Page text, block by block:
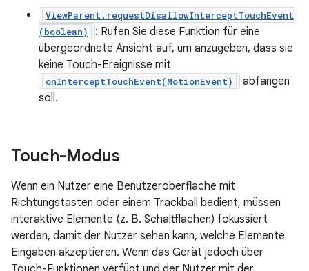
ViewParent.requestDisallowInterceptTouchEvent
(boolean)
: Rufen Sie diese Funktion für eine
übergeordnete Ansicht auf, um anzugeben, dass sie
keine Touch-Ereignisse mit
onInterceptTouchEvent(MotionEvent)
abfangen
soll.
Touch-Modus
Wenn ein Nutzer eine Benutzeroberfläche mit
Richtungstasten oder einem Trackball bedient, müssen
interaktive Elemente (z. B. Schaltflächen) fokussiert
werden, damit der Nutzer sehen kann, welche Elemente
Eingaben akzeptieren. Wenn das Gerät jedoch über